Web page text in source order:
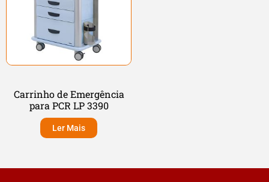
Carrinho de Emergência
para PCR LP 3390
Ler Mais